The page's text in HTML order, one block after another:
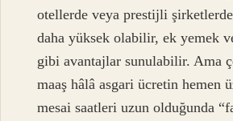
otellerde veya prestijli
daha yüksek olabilir, ek yemek
gibi avantajlar sunulabilir. Ama
maaş hâlâ asgari ücretin hemen
mesai saatleri uzun olduğunda